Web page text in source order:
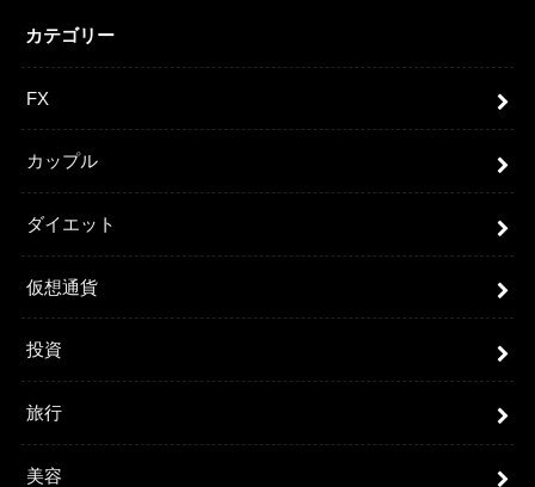
カテゴリー
FX
カップル
ダイエット
仮想通貨
投資
旅行
美容